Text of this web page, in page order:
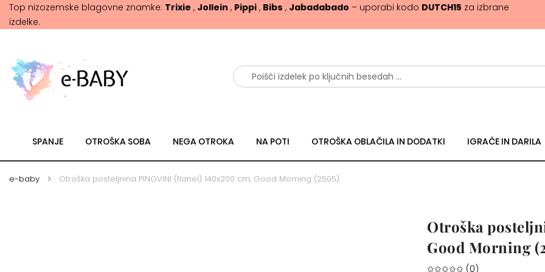
Top nizozemske blagovne znamke: Trixie , Jollein , Pippi , Bibs , Jabadabado – uporabi kodo DUTCH15 za izbrane
izdelke.
Išči
SPANJE OTROŠKA SOBA NEGA OTROKA NA POTI OTROŠKA OBLAČILA IN DODATKI IGRAČE IN DARILA
e-baby Otroška posteljnina PINGVINI (flanel) 140x200 cm, Good Morning (2505)
Otroška
Good Morning
✩✩✩✩✩ (0)